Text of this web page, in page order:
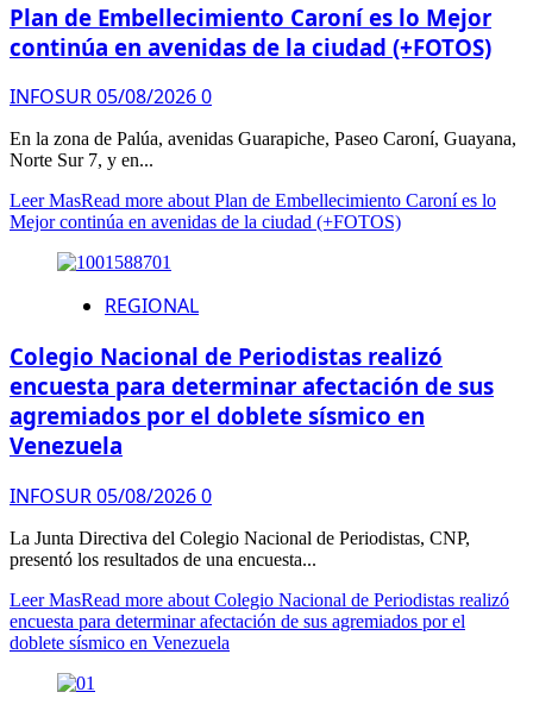
Plan de Embellecimiento Caroní es lo Mejor
continúa en avenidas de la ciudad (+FOTOS)
INFOSUR05/08/20260
En la zona de Palúa, avenidas Guarapiche, Paseo Caroní, Guayana,
Norte Sur 7, y en...
Leer MasRead more about Plan de Embellecimiento Caroní es lo
Mejor continúa en avenidas de la ciudad (+FOTOS)
REGIONAL
Colegio Nacional de Periodistas realizó
encuesta para determinar afectación de sus
agremiados por el doblete sísmico en
Venezuela
INFOSUR05/08/20260
La Junta Directiva del Colegio Nacional de Periodistas, CNP,
presentó los resultados de una encuesta...
Leer MasRead more about Colegio Nacional de Periodistas realizó
encuesta para determinar afectación de sus agremiados por el
doblete sísmico en Venezuela